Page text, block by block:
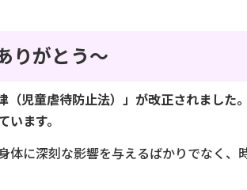
りがとう～
児童虐待防止法）」が改正されまし
ます。
に深刻な影響を与えるばかりでなく